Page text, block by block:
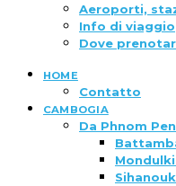
Aeroporti,
Info di viaggio
Dove
HOME
Contatto
CAMBOGIA
Da Phnom